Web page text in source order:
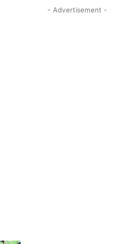
- Advertisement -